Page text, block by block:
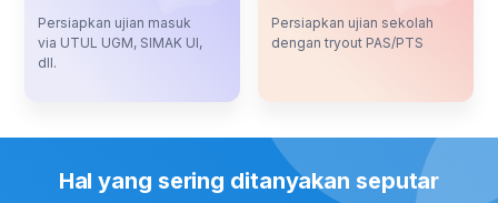
digunakan untuk
TO TKA SMA
Persiapkan ujian masuk
via UTUL UGM, SIMAK UI,
dll.
Persiapkan ujian sekolah
dengan tryout PAS/PTS
Hal yang sering ditanyakan seputar